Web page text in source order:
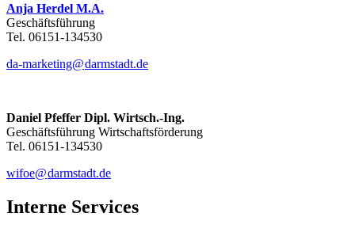
Anja Herdel M.A.
Geschäftsführung
Tel. 06151-134530
da-marketing@darmstadt.de
Daniel Pfeffer Dipl. Wirtsch.-Ing.
Geschäftsführung Wirtschaftsförderung
Tel. 06151-134530
wifoe@darmstadt.de
Interne Services